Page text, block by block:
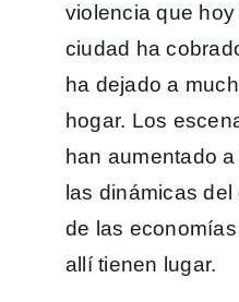
violencia que
ciudad ha
ha dejado a
hogar. Los
han aumentado
las dinámicas
de las
allí tienen lugar.